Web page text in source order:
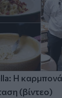
Η
(βίντεο)